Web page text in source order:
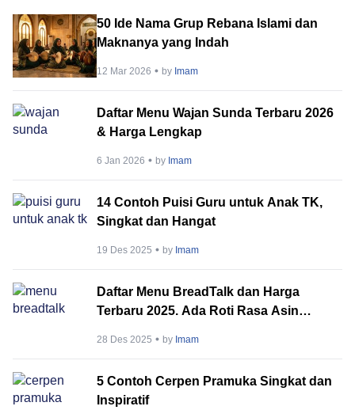
50 Ide Nama Grup Rebana Islami dan
Maknanya yang Indah
12 Mar 2026 by Imam
Daftar Menu Wajan Sunda Terbaru 2026
& Harga Lengkap
6 Jan 2026 by Imam
14 Contoh Puisi Guru untuk Anak TK,
Singkat dan Hangat
19 Des 2025 by Imam
Daftar Menu BreadTalk dan Harga
Terbaru 2025. Ada Roti Rasa Asin
28 Des 2025 by Imam
5 Contoh Cerpen Pramuka Singkat dan
Inspiratif